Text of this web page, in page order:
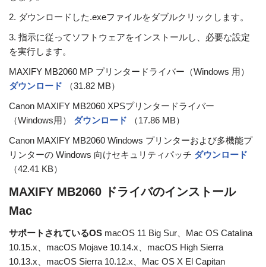
2. ダウンロードした.exeファイルをダブルクリックします。
3. 指示に従ってソフトウェアをインストールし、必要な設定
を実行します。
MAXIFY MB2060 MP プリンタードライバー（Windows 用）
ダウンロード
（31.82 MB）
Canon MAXIFY MB2060 XPSプリンタードライバー
（Windows用） ダウンロード
（17.86 MB）
Canon MAXIFY MB2060 Windows プリンターおよび多機能プ
リンターの Windows 向けセキュリティパッチ ダウンロード
（42.41 KB）
MAXIFY MB2060 ドライバのインストール
Mac
サポートされているOS macOS 11 Big Sur、Mac OS Catalina
10.15.x、macOS Mojave 10.14.x、macOS High Sierra
10.13.x、macOS Sierra 10.12.x、Mac OS X El Capitan